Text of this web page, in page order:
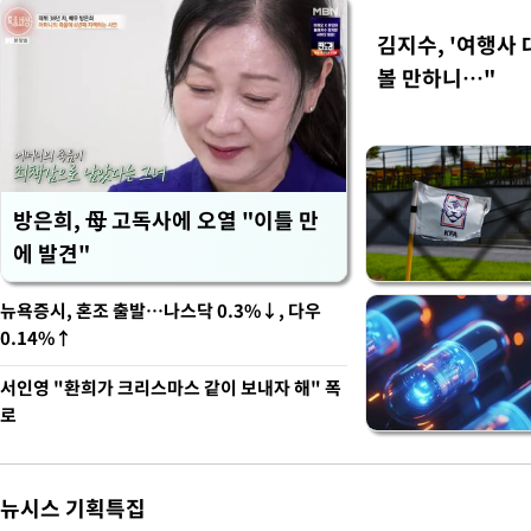
방은희, 母 고독사에 오열 "이틀 만
에 발견"
김지수, '여행사
볼 만하니…"
뉴욕증시, 혼조 출발…나스닥 0.3%↓, 다우
0.14%↑
서인영 "환희가 크리스마스 같이 보내자 해" 폭
로
뉴시스 기획특집